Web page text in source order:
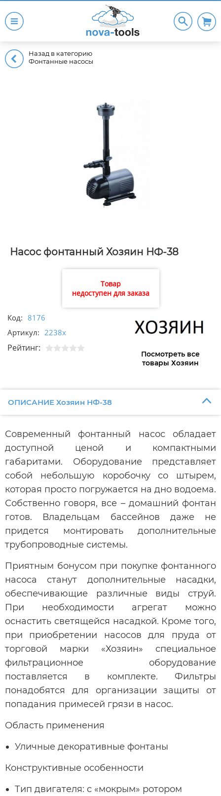
Назад в категорию
Фонтанные насосы
Насос фонтанный Хозяин НФ-38
Товар
недоступен для заказа
Код: 8176
Артикул: 2238х
Рейтинг:
Посмотреть все
товары Хозяин
ОПИСАНИЕ Хозяин НФ-38
Современный фонтанный насос обладает
доступной ценой и компактными
габаритами. Оборудование представляет
собой небольшую коробочку со штырем,
которая просто погружается на дно водоема.
Собственно говоря, все – домашний фонтан
готов. Владельцам бассейнов даже не
придется монтировать дополнительные
трубопроводные системы.
Приятным бонусом при покупке фонтанного
насоса станут дополнительные насадки,
обеспечивающие различные виды струй.
При необходимости агрегат можно
оснастить светящейся насадкой. Кроме того,
при приобретении насосов для пруда от
торговой марки «Хозяин» специальное
фильтрационное оборудование
поставляется в комплекте. Фильтры
понадобятся для организации защиты от
попадания примесей грязи в насос.
Область применения
Уличные декоративные фонтаны
Конструктивные особенности
Тип двигателя: с «мокрым» ротором